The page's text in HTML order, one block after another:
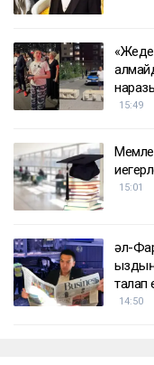
15:49
15:01
әл-
талап
14:50